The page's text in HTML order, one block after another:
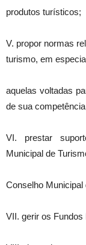
produtos turísticos;
V. propor normas
turismo, em
aquelas voltadas
de sua
VI. prestar
Municipal de
Conselho Municipal
VII. gerir os Fundos